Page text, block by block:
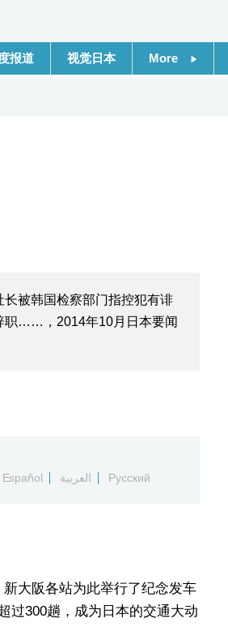
报道 视觉日本 More
东京
被韩国检察部门指控犯有诽
职……，2014年10月日本要闻
Español العربية Русский
大阪各站为此举行了纪念发车
过300趟，成为日本的交通大动